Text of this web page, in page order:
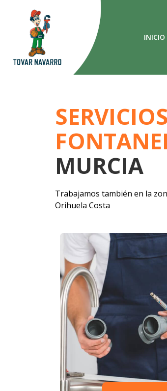
INICIO
MURCIA
Trabajamos también en la
Orihuela Costa